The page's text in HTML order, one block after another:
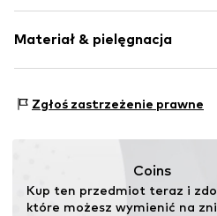
Sznurowanie na 5 dziurek
Obcas obity materiałem
Sznurowane
Tabela rozmiarów
Materiał & pielęgnacja
Materiał wierzchni:
Zgłoś zastrzeżenie prawne
Coins
Kup ten przedmiot teraz i
które możesz wymienić na